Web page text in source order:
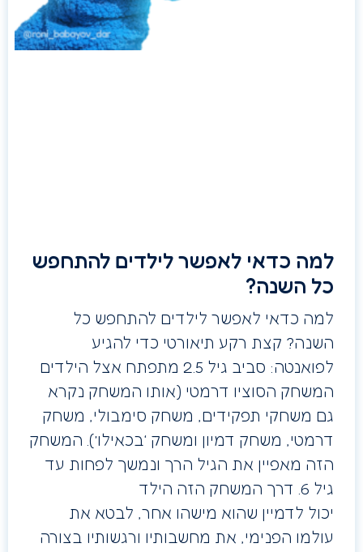
למה כדאי לאפשר לילדים להתחפש
כל השנה?
למה כדאי לאפשר לילדים להתחפש כל
השנה? קצת רקע תיאורטי כדי להגיע
לפואנטה: סביב גיל 2.5 מתפתח אצל הילדים
המשחק הסוציו דרמטי (אותו המשחק נקרא
גם משחקי תפקידים, משחק סימבולי, משחק
דרמטי, משחק דמיון ומשחק ‘בכאילו’). המשחק
הזה מאפיין את הגיל הרך ונמשך לפחות עד
גיל 6. דרך המשחק הזה הילד
יכול לדמיין שהוא מישהו אחר, לבטא את
עולמו הפנימי, את מחשבותיו ורגשותיו בצורה